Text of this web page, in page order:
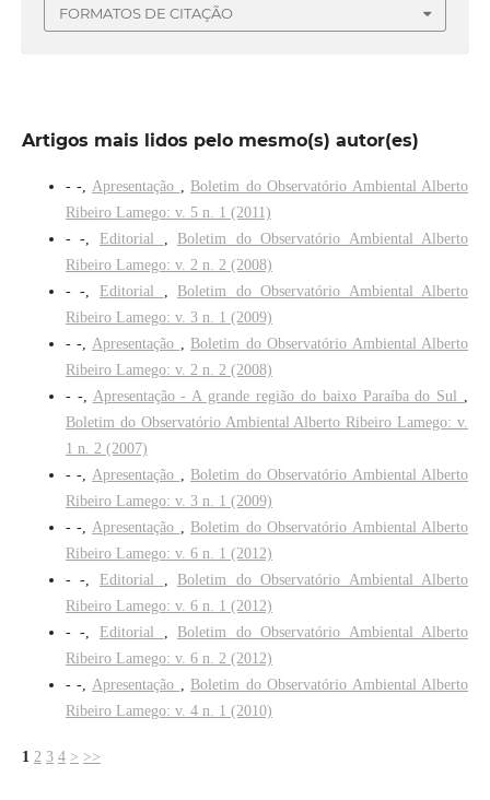
FORMATOS DE CITAÇÃO
Artigos mais lidos pelo mesmo(s) autor(es)
- -, Apresentação
Boletim do Observatório Ambiental Alberto
Ribeiro Lamego: v. 5 n. 1 (2011)
- -, Editorial
Boletim do Observatório Ambiental Alberto
Ribeiro Lamego: v. 2 n. 2 (2008)
- -, Editorial
Boletim do Observatório Ambiental Alberto
Ribeiro Lamego: v. 3 n. 1 (2009)
- -, Apresentação
Boletim do Observatório Ambiental Alberto
Ribeiro Lamego: v. 2 n. 2 (2008)
- -, Apresentação - A grande região do baixo Paraíba do Sul
Boletim do Observatório Ambiental Alberto Ribeiro Lamego: v.
1 n. 2 (2007)
- -, Apresentação
Boletim do Observatório Ambiental Alberto
Ribeiro Lamego: v. 3 n. 1 (2009)
- -, Apresentação
Boletim do Observatório Ambiental Alberto
Ribeiro Lamego: v. 6 n. 1 (2012)
- -, Editorial
Boletim do Observatório Ambiental Alberto
Ribeiro Lamego: v. 6 n. 1 (2012)
- -, Editorial
Boletim do Observatório Ambiental Alberto
Ribeiro Lamego: v. 6 n. 2 (2012)
- -, Apresentação
Boletim do Observatório Ambiental Alberto
Ribeiro Lamego: v. 4 n. 1 (2010)
1 2 3 4 > >>